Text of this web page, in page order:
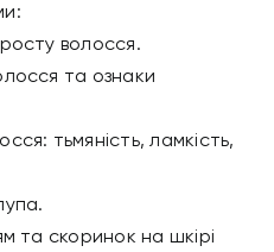
волосся.
та ознаки
тьмяність, ламкість,
та скоринок на шкірі